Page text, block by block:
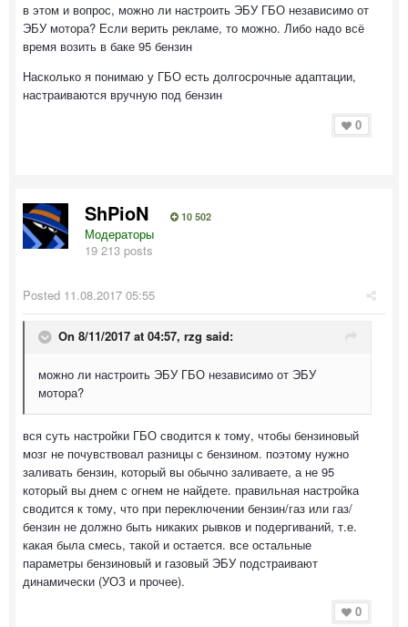
в этом и вопрос, можно ли настроить ЭБУ ГБО независимо от
ЭБУ мотора? Если верить рекламе, то можно. Либо надо всё
время возить в баке 95 бензин
Насколько я понимаю у ГБО есть долгосрочные адаптации,
настраиваются вручную под бензин
0
ShPioN 10 502
Модераторы
19 213 posts
Posted 11.08.2017 05:55
On 8/11/2017 at 04:57, rzg said:
можно ли настроить ЭБУ ГБО независимо от ЭБУ
мотора?
вся суть настройки ГБО сводится к тому, чтобы бензиновый
мозг не почувствовал разницы с бензином. поэтому нужно
заливать бензин, который вы обычно заливаете, а не 95
который вы днем с огнем не найдете. правильная настройка
сводится к тому, что при переключении бензин/газ или газ/
бензин не должно быть никаких рывков и подергиваний, т.е.
какая была смесь, такой и остается. все остальные
параметры бензиновый и газовый ЭБУ подстраивают
динамически (УОЗ и прочее).
0